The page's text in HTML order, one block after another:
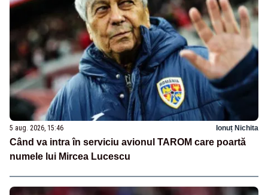
5 aug. 2026, 15:46 Ionuț Nichita
Când va intra în serviciu avionul TAROM care poartă
numele lui Mircea Lucescu